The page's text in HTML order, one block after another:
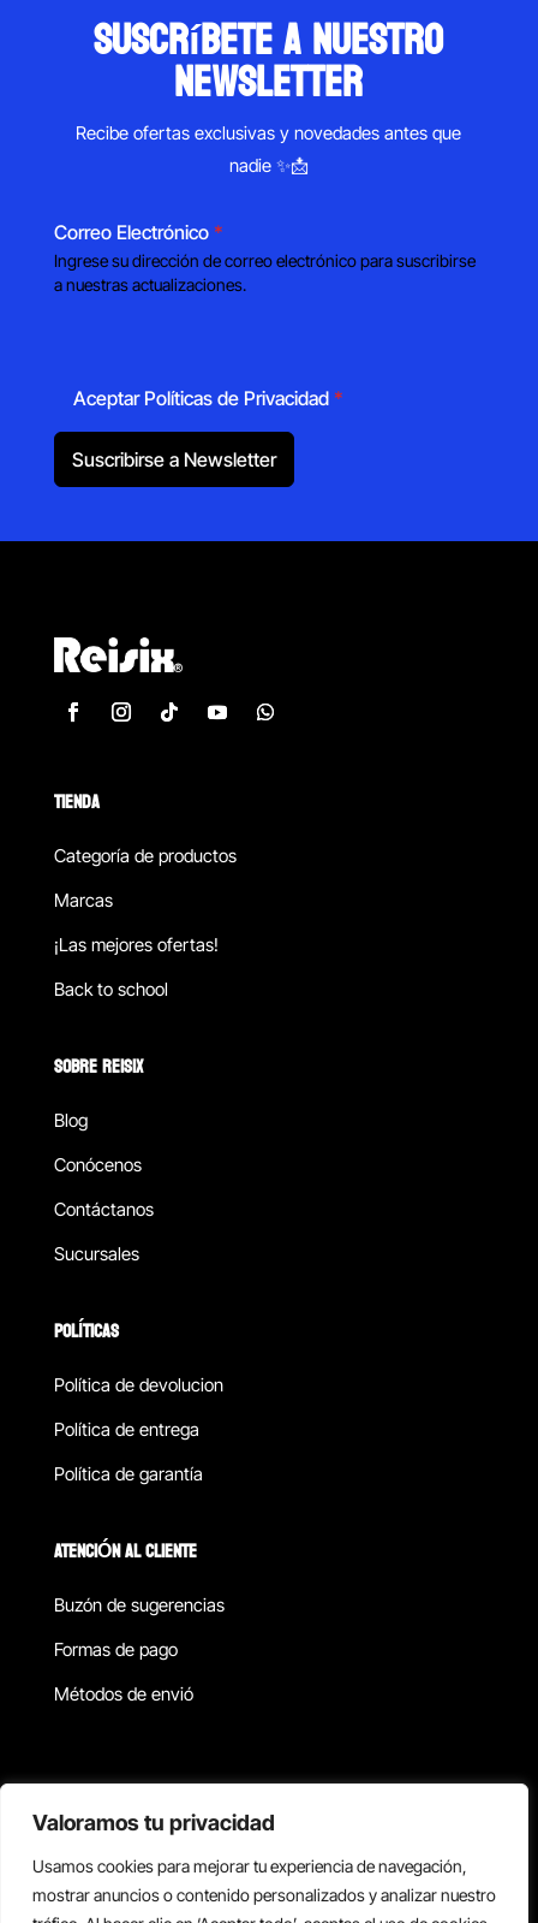
Valoramos tu privacidad
Usamos cookies para mejorar tu experiencia de navegación,
mostrar anuncios o contenido personalizados y analizar nuestro
suscríbete a nuestro
newsletter
Recibe ofertas exclusivas y novedades antes que
nadie ✨📩
Correo Electrónico *
Ingrese su dirección de correo electrónico para suscribirse
a nuestras actualizaciones.
Aceptar Políticas de Privacidad *
Suscribirse a Newsletter
TIENDA
Categoría de productos
Marcas
¡Las mejores ofertas!
Back to school
SOBRE REISIX
Blog
Conócenos
Contáctanos
Sucursales
POLÍTICAS
Política de devolucion
Política de entrega
Política de garantía
ATENCIÓN AL CLIENTE
Buzón de sugerencias
Formas de pago
Métodos de envió
Copyright © 2026 Reisix. Todos los derechos reservados.